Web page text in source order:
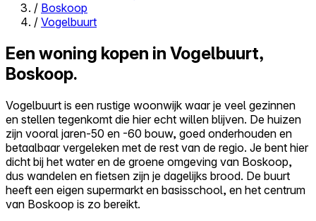
Close menu
Zelf kopen
Reviews
Prijzen
Log in
Probeer Walter gratis
/ Boskoop
/ Vogelbuurt
Een woning kopen in Vogelbuurt,
Boskoop.
Vogelbuurt is een rustige woonwijk waar je veel gezinnen
en stellen tegenkomt die hier echt willen blijven. De huizen
zijn vooral jaren-50 en -60 bouw, goed onderhouden en
betaalbaar vergeleken met de rest van de regio. Je bent hier
dicht bij het water en de groene omgeving van Boskoop,
dus wandelen en fietsen zijn je dagelijks brood. De buurt
heeft een eigen supermarkt en basisschool, en het centrum
van Boskoop is zo bereikt.